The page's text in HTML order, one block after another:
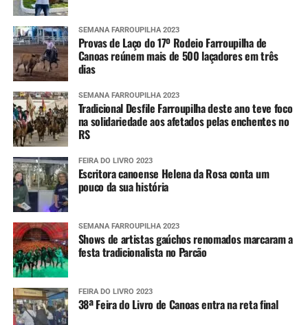
SEMANA FARROUPILHA 2023
Provas de Laço do 17º Rodeio Farroupilha de
Canoas reúnem mais de 500 laçadores em três
dias
SEMANA FARROUPILHA 2023
Tradicional Desfile Farroupilha deste ano teve foco
na solidariedade aos afetados pelas enchentes no
RS
FEIRA DO LIVRO 2023
Escritora canoense Helena da Rosa conta um
pouco da sua história
SEMANA FARROUPILHA 2023
Shows de artistas gaúchos renomados marcaram a
festa tradicionalista no Parcão
FEIRA DO LIVRO 2023
38ª Feira do Livro de Canoas entra na reta final